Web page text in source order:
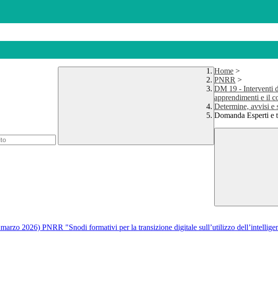
Home >
PNRR >
DM 19 - Interventi
apprendimenti e il
Determine, avvisi e
Domanda Esperti
2026) PNRR "Snodi formativi per la transizione digitale sull’utilizzo